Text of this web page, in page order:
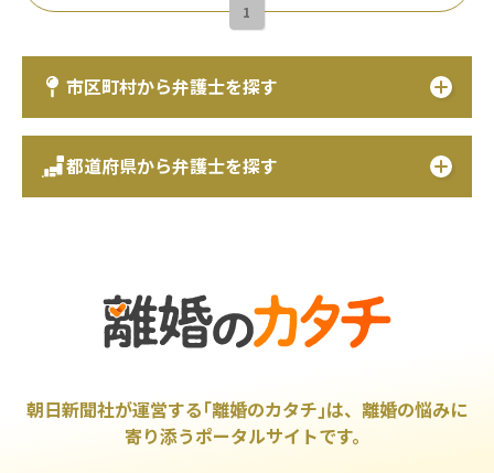
1
市区町村から弁護士を探す
都道府県から弁護士を探す
朝日新聞社が運営する｢離婚のカタチ｣は、離婚の悩みに
寄り添うポータルサイトです。